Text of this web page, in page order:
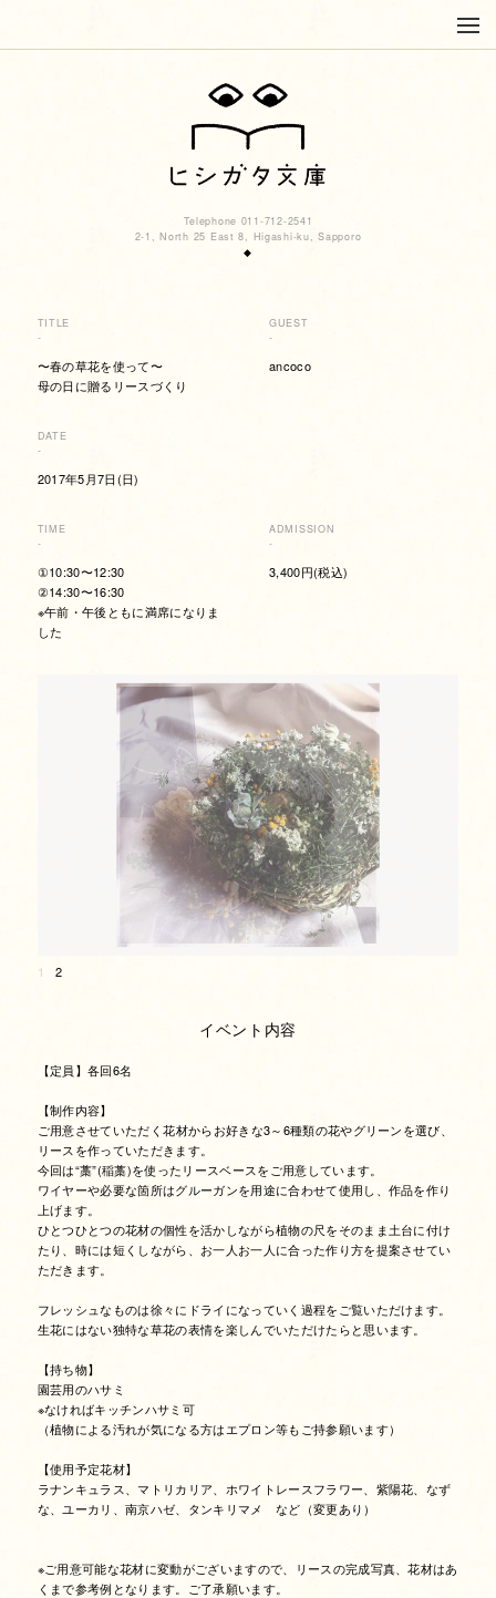
Telephone 011-712-2541
2-1, North 25 East 8, Higashi-ku, Sapporo
◆
TITLE
-
〜春の草花を使って〜
母の日に贈るリースづくり
GUEST
-
ancoco
DATE
-
2017年5月7日(日)
TIME
-
①10:30〜12:30
②14:30〜16:30
※午前・午後ともに満席になりま
した
ADMISSION
-
3,400円(税込)
1 2
イベント内容
【定員】各回6名
【制作内容】
ご用意させていただく花材からお好きな3～6種類の花やグリーンを選び、
リースを作っていただきます。
今回は“藁”(稲藁)を使ったリースベースをご用意しています。
ワイヤーや必要な箇所はグルーガンを用途に合わせて使用し、作品を作り
上げます。
ひとつひとつの花材の個性を活かしながら植物の尺をそのまま土台に付け
たり、時には短くしながら、お一人お一人に合った作り方を提案させてい
ただきます。
フレッシュなものは徐々にドライになっていく過程をご覧いただけます。
生花にはない独特な草花の表情を楽しんでいただけたらと思います。
【持ち物】
園芸用のハサミ
※なければキッチンハサミ可
（植物による汚れが気になる方はエプロン等もご持参願います）
【使用予定花材】
ラナンキュラス、マトリカリア、ホワイトレースフラワー、紫陽花、 なず
な、ユーカリ、南京ハゼ、タンキリマメ など（変更あり）
※ご用意可能な花材に変動がございますので、リースの完成写真、花材はあ
くまで参考例となります。ご了承願います。